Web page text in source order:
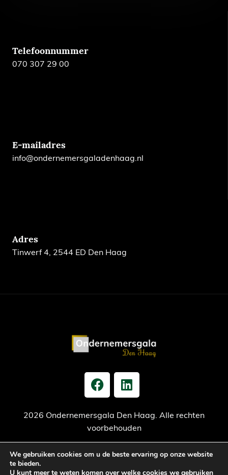
Telefoonnummer
070 307 29 00
E-mailadres
info@ondernemersgaladenhaag.nl
Adres
Tinwerf 4, 2544 ED Den Haag
2026 Ondernemersgala Den Haag. Alle rechten
voorbehouden
Privacy verklaring Cookiebeleid Jaarrekening
We gebruiken cookies om u de beste ervaring op onze website
te bieden.
U kunt meer te weten komen over welke cookies we gebruiken